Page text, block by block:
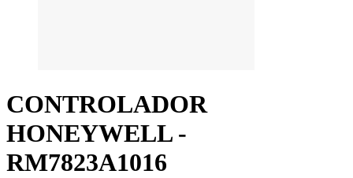
CONTROLADOR
HONEYWELL -
RM7823A1016